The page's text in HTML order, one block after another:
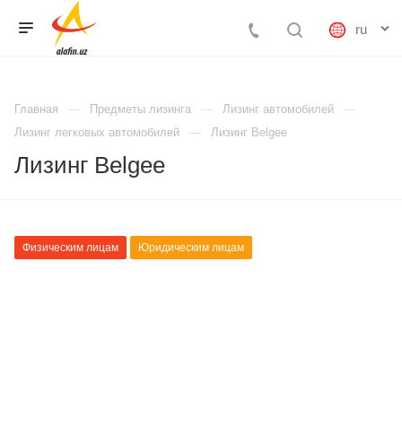
Главная Предметы лизинга
Лизинг автомобилей
Лизинг легковых автомобилей
Лизинг Belgee
Лизинг Belgee
Физическим лицам Юридическим лицам